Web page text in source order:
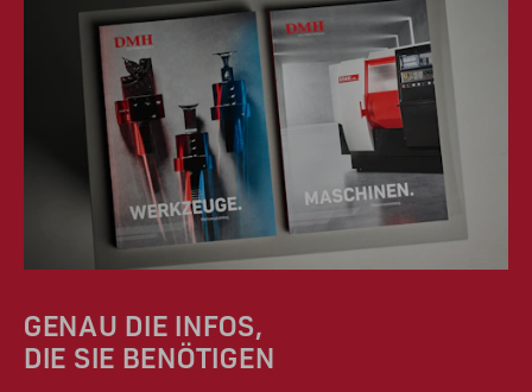
GENAU DIE INFOS,
DIE SIE BENÖTIGEN